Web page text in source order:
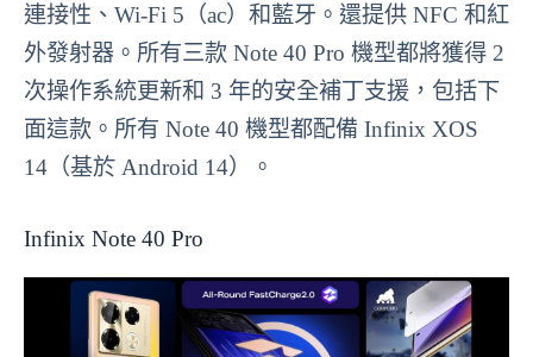
連接性、Wi-Fi 5（ac）和藍牙。還提供 NFC 和紅
外發射器。所有三款 Note 40 Pro 機型都將獲得 2
次操作系統更新和 3 年的安全補丁支援，包括下
面這款。所有 Note 40 機型都配備 Infinix XOS
14（基於 Android 14）。
Infinix Note 40 Pro